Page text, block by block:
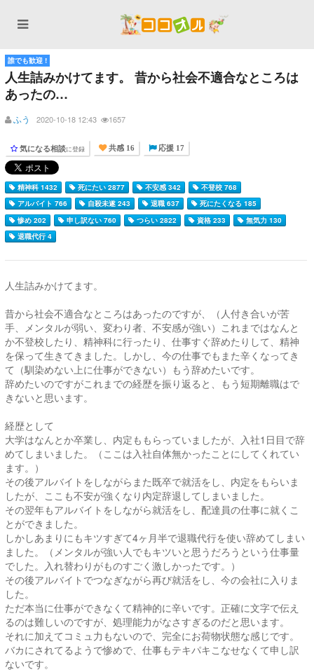
誰でも歓迎 !
人生詰みかけてます。 昔から社会不適合なところは
あったの…
ふう 2020-10-18 12:43 1657
気になる相談に登録 共感 16 応援 17
精神科 1432 死にたい 2877 不安感 342
不登校 768
アルバイト 766
自殺未遂 243 退職 637
死にたくなる 185
惨め 202
申し訳ない 760 つらい 2822 資格 233
無気力 130
退職代行 4
人生詰みかけてます。
昔から社会不適合なところはあったのですが、（人付き合いが苦
手、メンタルが弱い、変わり者、不安感が強い）これまではなんと
か不登校したり、精神科に行ったり、仕事すぐ辞めたりして、精神
を保って生きてきました。しかし、今の仕事でもまた辛くなってき
て（馴染めない上に仕事ができない）もう辞めたいです。
辞めたいのですがこれまでの経歴を振り返ると、もう短期離職はで
きないと思います。
経歴として
大学はなんとか卒業し、内定ももらっていましたが、入社1日目で辞
めてしまいました。（ここは入社自体無かったことにしてくれてい
ます。）
その後アルバイトをしながらまた既卒で就活をし、内定をもらいま
したが、ここも不安が強くなり内定辞退してしまいました。
その翌年もアルバイトをしながら就活をし、配達員の仕事に就くこ
とができました。
しかしあまりにもキツすぎて4ヶ月半で退職代行を使い辞めてしまい
ました。（メンタルが強い人でもキツいと思うだろうという仕事量
でした。入れ替わりがものすごく激しかったです。）
その後アルバイトでつなぎながら再び就活をし、今の会社に入りま
した。
ただ本当に仕事ができなくて精神的に辛いです。正確に文字で伝え
るのは難しいのですが、処理能力がなさすぎるのだと思います。
それに加えてコミュ力もないので、完全にお荷物状態な感じです。
バカにされてるようで惨めで、仕事もテキパキこなせなくて申し訳
ないです。